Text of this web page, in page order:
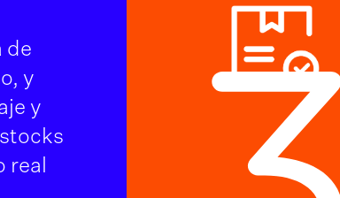
de
y
y
real